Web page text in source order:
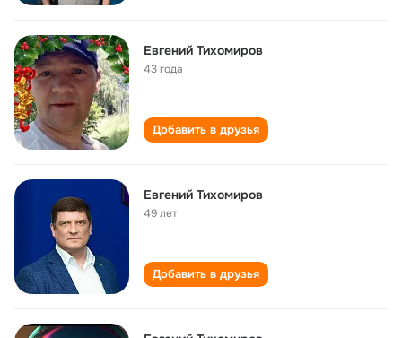
Евгений Тихомиров
43 года
Добавить в друзья
Евгений Тихомиров
49 лет
Добавить в друзья